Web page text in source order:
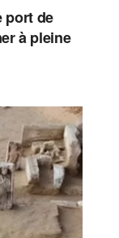
port de
à pleine